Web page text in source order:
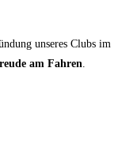
unseres Clubs im
am Fahren.